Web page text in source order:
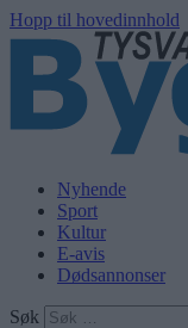
Hopp til hovedinnhold
Nyhende
Sport
Kultur
E-avis
Dødsannonser
Søk